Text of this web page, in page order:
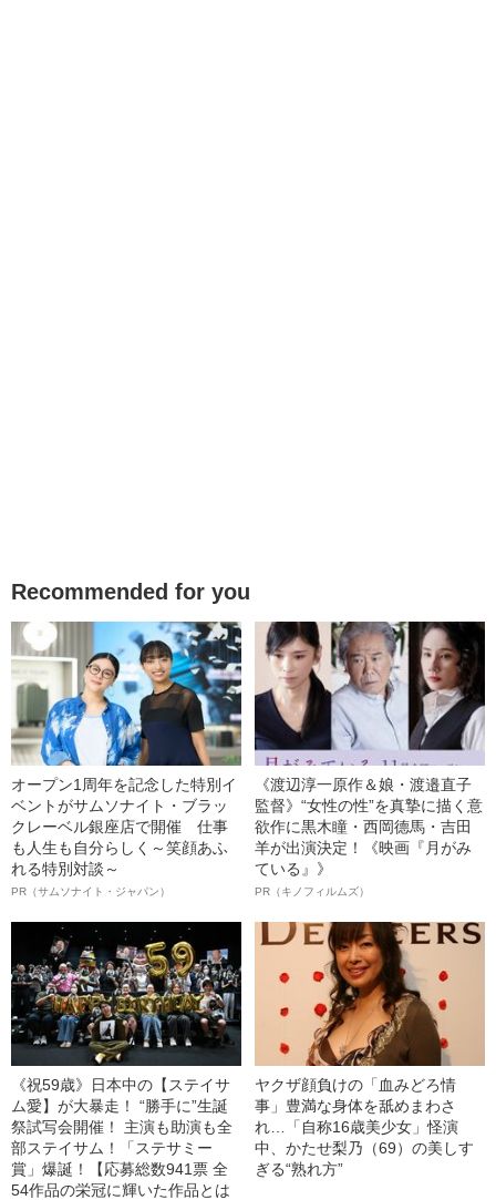
Recommended for you
オープン1周年を記念した特別イ
ベントがサムソナイト・ブラッ
クレーベル銀座店で開催 仕事
も人生も自分らしく～笑顔あふ
れる特別対談～
PR（サムソナイト・ジャパン）
《渡辺淳一原作＆娘・渡邉直子
監督》“女性の性”を真摯に描く意
欲作に黒木瞳・西岡德馬・吉田
羊が出演決定！《映画『月がみ
ている』》
PR（キノフィルムズ）
《祝59歳》日本中の【ステイサ
ム愛】が大暴走！ “勝手に”生誕
祭試写会開催！ 主演も助演も全
部ステイサム！「ステサミー
賞」爆誕！【応募総数941票 全
54作品の栄冠に輝いた作品とは
ヤクザ顔負けの「血みどろ情
事」豊満な身体を舐めまわさ
れ…「自称16歳美少女」怪演
中、かたせ梨乃（69）の美しす
ぎる“熟れ方”